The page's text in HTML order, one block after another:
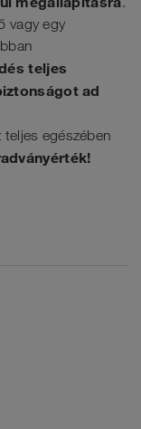
vagy egy
teljes
ad
egészében